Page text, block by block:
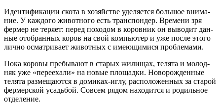
Иден­ти­фи­ка­ции ско­та в хозяй­стве уде­ля­ет­ся боль­шое вни­ма­
ние. У каж­до­го живот­но­го есть транс­пон­дер. Вре­ме­ни зря
фер­мер не теря­ет: перед похо­дом в коров­ник он выво­дит дан­
ные ото­бран­ных коров на свой ком­пью­тер и уже после это­го
лич­но осмат­ри­ва­ет живот­ных с име­ю­щи­ми­ся проблемами.
Пока коро­вы пре­бы­ва­ют в ста­рых жили­щах, теля­та и молод­
няк уже «пере­еха­ли» на новые пло­щад­ки. Ново­рож­ден­ные
теля­та раз­ме­ща­ют­ся в доми­ках-иглу, рас­по­ло­жен­ных за ста­рой
фер­мер­ской усадь­бой. Совсем рядом нахо­дит­ся и родиль­ное
отделение.